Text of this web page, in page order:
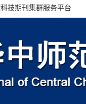
技期刊集群服务平台